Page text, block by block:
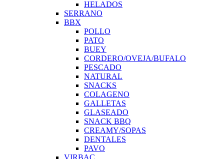
HELADOS
SERRANO
BBX
POLLO
PATO
BUEY
CORDERO/OVEJA/BUFALO
PESCADO
NATURAL
SNACKS
COLAGENO
GALLETAS
GLASEADO
SNACK BBQ
CREAMY/SOPAS
DENTALES
PAVO
VIRBAC